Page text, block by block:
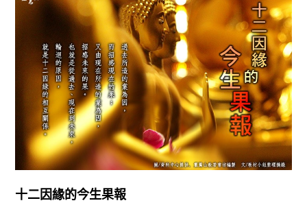
十二因緣的今生果報